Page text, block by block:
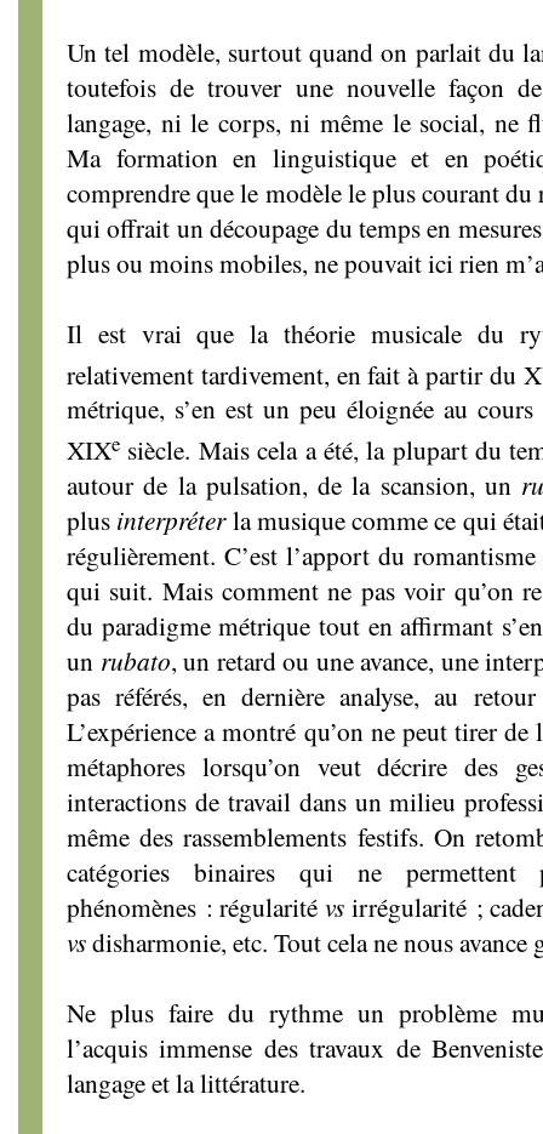
Un tel modèle, surtout quand on parlait du
toutefois de trouver une nouvelle façon
langage, ni le corps, ni même le social, ne
Ma formation en linguistique et en
comprendre que le modèle le plus courant
qui offrait un découpage du temps en
plus ou moins mobiles, ne pouvait ici rien
Il est vrai que la théorie musicale du
relativement tardivement, en fait à partir du
métrique, s’en est un peu éloignée au
XIXe siècle. Mais cela a été, la plupart du
autour de la pulsation, de la scansion, un
plus interpréterla musique comme ce qui
régulièrement. C’est l’apport du
qui suit. Mais comment ne pas voir qu’on
du paradigme métrique tout en affirmant
un rubato, un retard ou une avance, une
pas référés, en dernière analyse, au
L’expérience a montré qu’on ne peut tirer
métaphores lorsqu’on veut décrire des
interactions de travail dans un milieu
même des rassemblements festifs. On
catégories binaires qui ne
phénomènes : régularitévs irrégularité ;
vsdisharmonie, etc. Tout cela ne nous avance
Ne plus faire du rythme un problème
l’acquis immense des travaux de
langage et la littérature.